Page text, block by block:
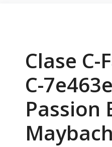
Clase
C-
Passion